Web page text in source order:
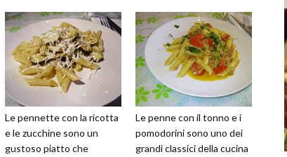
Le pennette con la ricotta
e le zucchine sono un
gustoso piatto che
Le penne con il tonno e i
pomodorini sono uno dei
grandi classici della cucina